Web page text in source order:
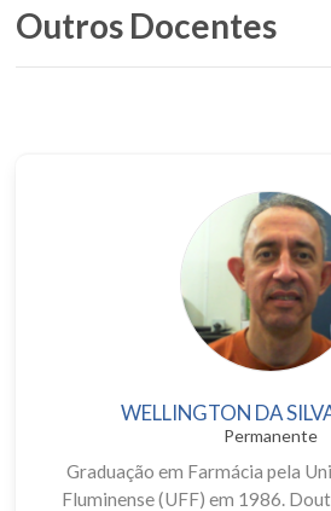
Outros Docentes
WELLINGTON DA
Permanente
Graduação em Farmácia pela
Fluminense (UFF) em 1986.